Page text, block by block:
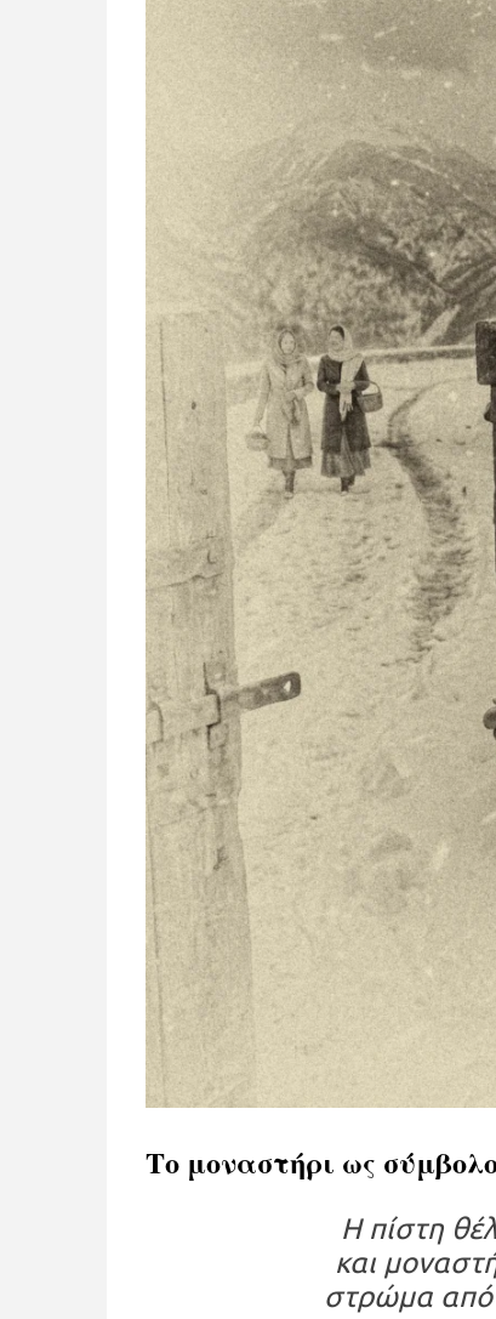
Το μοναστήρι ως
Η πίστη
και
στρώμα από